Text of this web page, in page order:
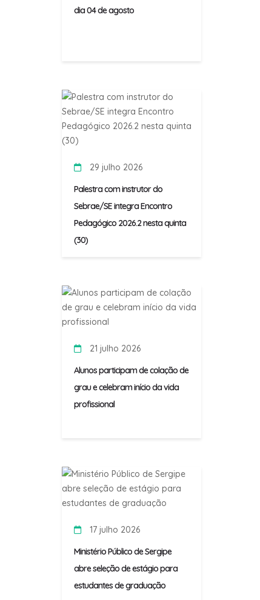
dia 04 de agosto
29 julho 2026
Palestra com instrutor do
Sebrae/SE integra Encontro
Pedagógico 2026.2 nesta quinta
(30)
21 julho 2026
Alunos participam de colação de
grau e celebram início da vida
profissional
17 julho 2026
Ministério Público de Sergipe
abre seleção de estágio para
estudantes de graduação